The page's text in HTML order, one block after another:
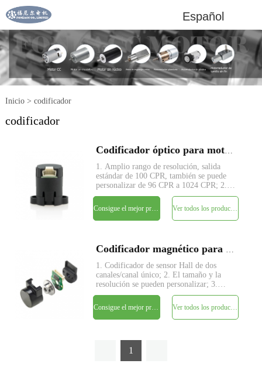
Español
Inicio> codificador
codificador
1. Amplio rango de resolución, salida
estándar de 100 CPR, también se puede
personalizar de 96 CPR a 1024 CPR; 2.
Fuente de alimentación única de 5 V, no
requiere ajuste de señal, salida de
cuadratura de dos canales; 3. Compatible
con TTL; 4. Cuente la
Ver todos los productos
1. Codificador de sensor Hall de dos
canales/canal único; 2. El tamaño y la
resolución se pueden personalizar; 3.
Salida digital de corriente de consumo; 4.
Alta frecuencia de reflexión de 0 kHz a
100 kHz; 5. Rango de temperatura de
-40°C a 125°C.
Ver todos los productos
1